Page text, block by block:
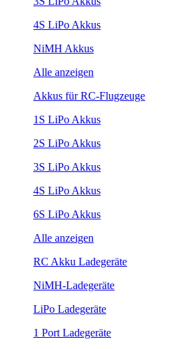
4S LiPo Akkus
NiMH Akkus
Alle anzeigen
Akkus für RC-Flugzeuge
1S LiPo Akkus
2S LiPo Akkus
3S LiPo Akkus
4S LiPo Akkus
6S LiPo Akkus
Alle anzeigen
RC Akku Ladegeräte
NiMH-Ladegeräte
LiPo Ladegeräte
1 Port Ladegeräte